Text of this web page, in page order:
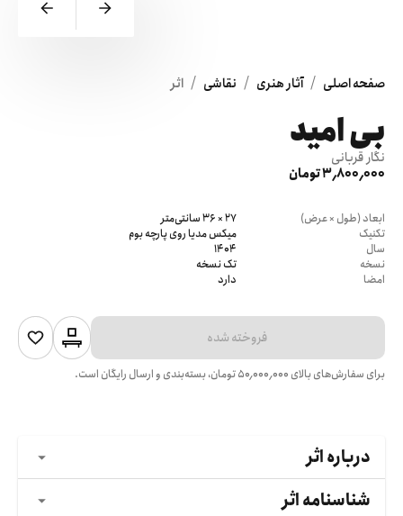
صفحه اصلی / آثار هنری / نقاشی / اثر
بی امید
نگار قربانی
3٬800٬000 تومان
ابعاد (طول × عرض)
27 × 36 سانتی‌متر
تکنیک
میکس مدیا روی پارچه بوم
سال
1404
نسخه
تک نسخه
امضا
دارد
فروخته شده
برای سفارش‌های بالای ۵۰٬۰۰۰٬۰۰۰تومان، بسته‌بندی و ارسال رایگان است.
درباره اثر
شناسنامه اثر